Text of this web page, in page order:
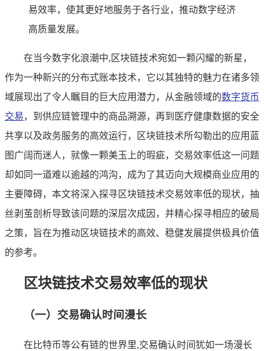
易效率，使其更好地服务于各行业，推动数字经济
高质量发展。
在当今数字化浪潮中,区块链技术宛如一颗闪耀的新星，
作为一种新兴的分布式账本技术，它以其独特的魅力在诸多领
域展现出了令人瞩目的巨大应用潜力，从金融领域的数字货币
交易，到供应链管理中的商品溯源，再到医疗健康数据的安全
共享以及政务服务的高效运行，区块链技术所勾勒出的应用蓝
图广阔而迷人，就像一颗美玉上的瑕疵，交易效率低这一问题
却如同一道难以逾越的鸿沟，成为了其迈向大规模商业应用的
主要障碍，本文将深入探寻区块链技术交易效率低的现状，抽
丝剥茧剖析导致该问题的深层次成因，并精心探寻相应的破局
之策，旨在为推动区块链技术的高效、稳健发展提供极具价值
的参考。
区块链技术交易效率低的现状
（一）交易确认时间漫长
在比特币等公有链的世界里,交易确认时间犹如一场漫长